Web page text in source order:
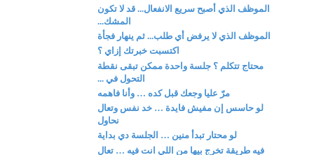
الموظف الذي أصبح سريع الانفعال... قد لا تكون
المشك...
الموظف الذي لا يرفض أي طلب... ثم ينهار فجأة
اكتسبت خبرتك إزاي ؟
محتاج تتكلم ؟ جلسة واحدة ممكن تبقى نقطة
التحول في ...
مرّ عليا وجعك قبل كده … وأنا فاهمه
لو حاسس إن مفيش فايدة … خد نفس وتعال
نحاول
لو محتار تبدأ منين … الجلسة دي بداية
فيه طريقة تخرج بيها من اللي انت فيه … تعال